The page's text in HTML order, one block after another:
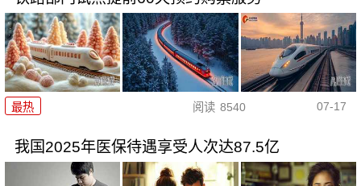
最热 阅读 8540 07-17
我国2025年医保待遇享受人次达87.5亿